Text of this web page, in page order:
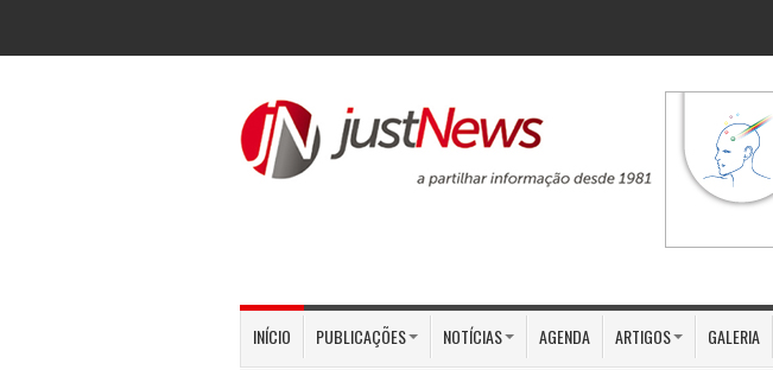
INÍCIO PUBLICAÇÕES NOTÍCIAS AGENDA ARTIGOS GALERIA